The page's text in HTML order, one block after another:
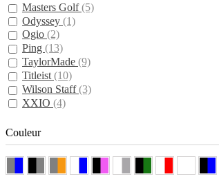
Masters Golf(5)
Odyssey (1)
Ogio (2)
Ping (13)
TaylorMade (9)
Titleist (10)
Wilson Staff(3)
XXIO (4)
Couleur